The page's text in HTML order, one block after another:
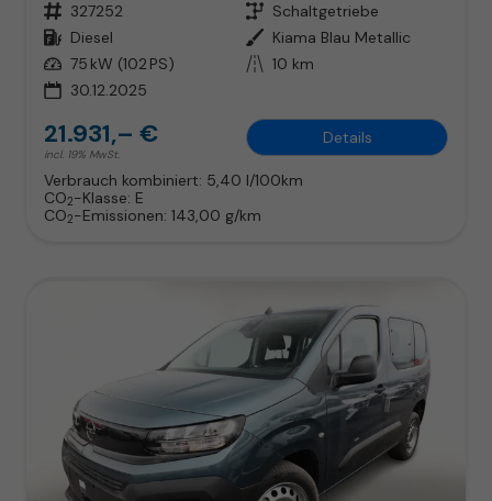
Fahrzeugnr. 327252 Getriebe Schaltgetriebe
Kraftstoff Diesel Außenfarbe Kiama Blau Metallic
Leistung 75 kW (102 PS) Kilometerstand 10 km
30.12.2025
21.931,– €
incl. 19% MwSt.
Details
Verbrauch kombiniert: 5,40 l/100km
CO2-Klasse: E
CO2-Emissionen: 143,00 g/km